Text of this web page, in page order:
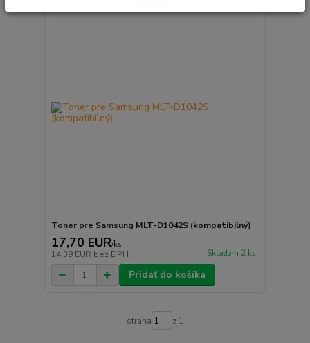
Toner pre Samsung MLT-D1042S (kompatibilný)
17,70 EUR/ks
14,39 EUR bez DPH Skladom 2 ks
Pridať do košíka
strana z 1